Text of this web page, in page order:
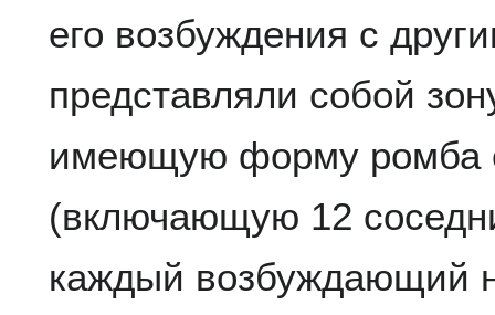
его возбуждения с
представляли собой
имеющую форму ромба
(включающую 12
каждый возбуждающий